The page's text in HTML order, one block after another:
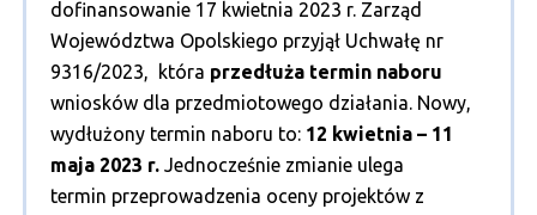
dofinansowanie 17 kwietnia 2023 r. Zarząd
Województwa Opolskiego przyjął Uchwałę nr
9316/2023, która przedłuża termin naboru
wniosków dla przedmiotowego działania. Nowy,
wydłużony termin naboru to: 12 kwietnia – 11
maja 2023 r.Jednocześnie zmianie ulega
termin przeprowadzenia oceny projektów z